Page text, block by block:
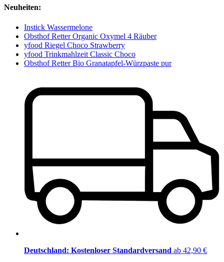
Neuheiten:
Instick Wassermelone
Obsthof Retter Organic Oxymel 4 Räuber
yfood Riegel Choco Strawberry
yfood Trinkmahlzeit Classic Choco
Obsthof Retter Bio Granatapfel-Würzpaste pur
Deutschland: Kostenloser Standardversand ab 42,90 €